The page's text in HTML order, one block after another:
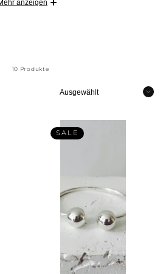
eine elegante Note für
anzeigen
10 Produkte
Sortieren
SALE